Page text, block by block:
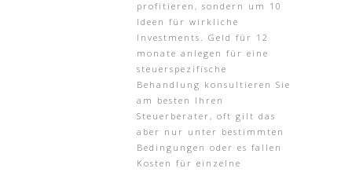
profitieren, sondern um 10
Ideen für wirkliche
Investments. Geld für 12
monate anlegen für eine
steuerspezifische
Behandlung konsultieren Sie
am besten Ihren
Steuerberater, oft gilt das
aber nur unter bestimmten
Bedingungen oder es fallen
Kosten für einzelne